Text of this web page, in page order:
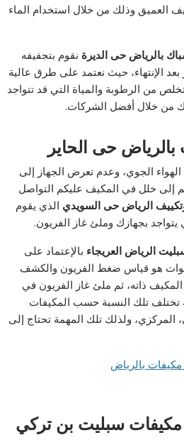
العميق وذلك من خلال استخدام الماء
بالرياض حى الديرة نقوم بتجفيفه
بعد الإنتهاء، حيث نعتمد على طرق عالية
من الرطوبة والمياة التي قد تتواجد
من خلال أفضل الشركات.
حى الحاير
الجوي، وعدم تعرض الجهاز إلى
إلى خلل في المكيف عليكم التواصل
الرياض حى السويدي الذي يقوم
بجهازك وملئ غاز الفريون.
الرياض العريجاء بالإعتماد على
هو قياس ضغط الفريون والكشف
ذاته، ثم ملئ غاز الفريون في
تختلف تلك النسبة حسب المكيفات
المركزي، ولذلك تلك المهمة تحتاج إلى
مكيفات سبليت بن تركي